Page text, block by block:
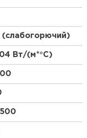
при утеплении
стен и стен
балконов
и саун. Кроме
используют
оборудования и в
(слабогорючий)
Вт/(м*°C)